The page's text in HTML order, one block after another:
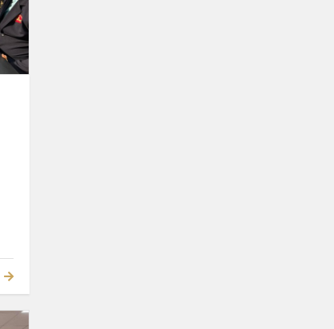
Polskiej
w
Wilnie
Republikański